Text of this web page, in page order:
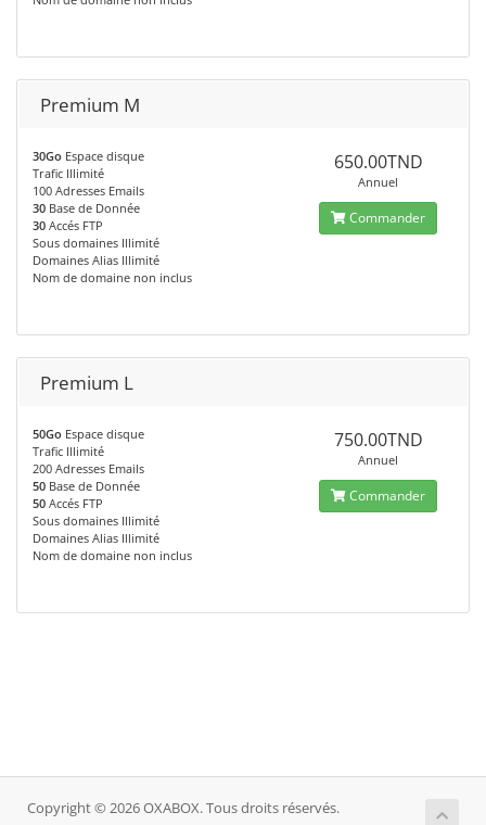
Premium M
30Go Espace disque
Trafic Illimité
100 Adresses Emails
30 Base de Donnée
30 Accés FTP
Sous domaines Illimité
Domaines Alias Illimité
Nom de domaine non inclus
650.00TND
Annuel
Commander
Premium L
50Go Espace disque
Trafic Illimité
200 Adresses Emails
50 Base de Donnée
50 Accés FTP
Sous domaines Illimité
Domaines Alias Illimité
Nom de domaine non inclus
750.00TND
Annuel
Commander
Copyright © 2026 OXABOX. Tous droits réservés.